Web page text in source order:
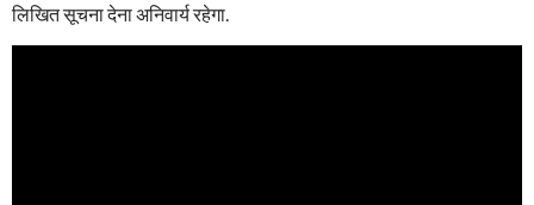
लिखित सूचना देना अनिवार्य रहेगा.